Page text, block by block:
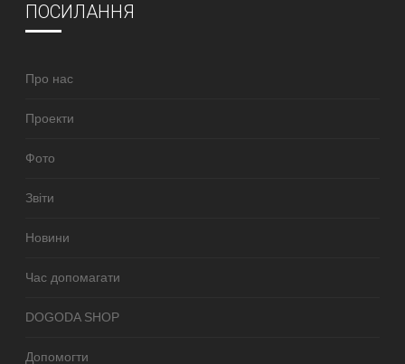
ПОСИЛАННЯ
Про нас
Проекти
Фото
Звіти
Новини
Час допомагати
DOGODA SHOP
Допомогти